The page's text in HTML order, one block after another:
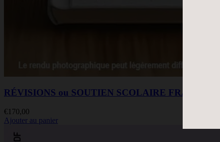
RÉVISIONS ou SOUTIEN SCOLAIRE FRANÇAIS
€ 170,00
Ajouter au panier